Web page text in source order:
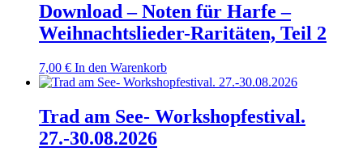
Download – Noten für Harfe –
Weihnachtslieder-Raritäten, Teil 2
7,00 € In den Warenkorb
Trad am See- Workshopfestival.
27.-30.08.2026